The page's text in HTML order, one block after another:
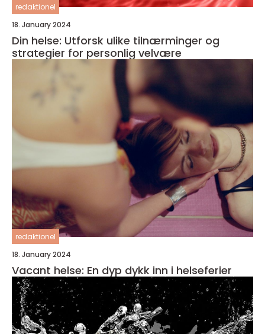
redaktionel
18. January 2024
Din helse: Utforsk ulike tilnærminger og
strategier for personlig velvære
redaktionel
18. January 2024
Vacant helse: En dyp dykk inn i helseferier